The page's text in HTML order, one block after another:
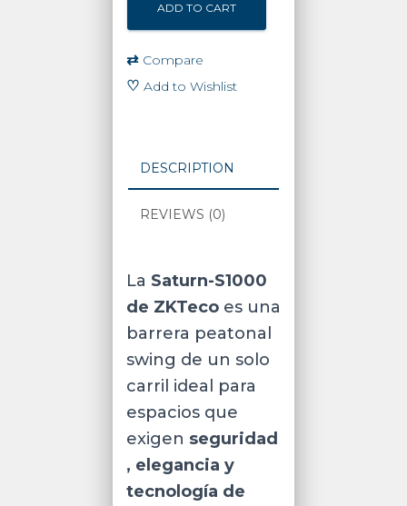
Barrera
Peatonal
Tipo
Swing
un
DC
Hasta
millones
de
ciclos
Acero
SPCC
laminado
frío
/
ADD TO CART
⇄ Compare
♡ Add to Wishlist
DESCRIPTION
REVIEWS (0)
La Saturn-S1000
de ZKTeco es una
barrera peatonal
swing de un solo
carril ideal para
espacios que
exigen seguridad
, elegancia y
tecnología de